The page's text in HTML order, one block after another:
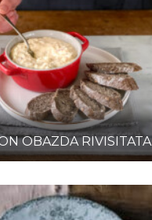
OBAZDA RIVISITATA